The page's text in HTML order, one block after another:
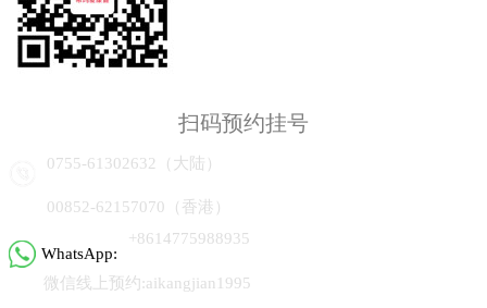
扫码预约挂号
0755-61302632（大陆）
00852-62157070（香港）
WhatsApp:
+8614775988935
微信线上预约:aikangjian1995